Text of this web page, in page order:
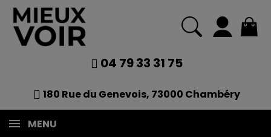
04 79 33 31 75
180 Rue du Genevois, 73000 Chambéry
MENU